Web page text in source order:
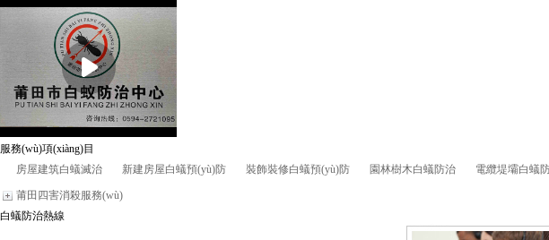
服務(wù)項(xiàng)目
房屋建筑白蟻滅治
新建房屋白蟻預(yù)防 裝飾裝修白蟻預(yù)防 園林樹木白蟻防治 電纜堤壩白蟻
莆田四害消殺服務(wù)
白蟻防治熱線